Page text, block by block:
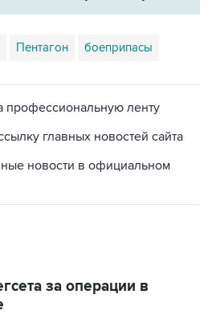
Пентагон боеприпасы
профессиональную ленту
главных новостей сайта
новости в официальном
за операции в